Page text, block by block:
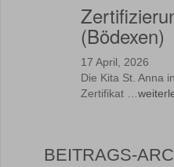
(Bödexen)
17 April, 2026
Die Kita St. Anna
Zertifikat …
BEITRAGS-